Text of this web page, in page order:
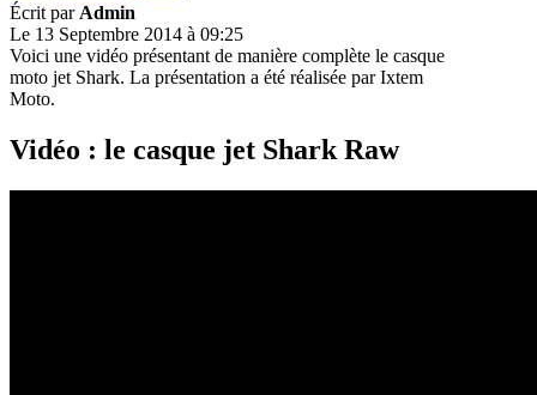
Écrit par Admin
Le 13 Septembre 2014 à 09:25
Voici une vidéo présentant de manière complète le casque
moto jet Shark. La présentation a été réalisée par Ixtem
Moto.
Vidéo : le casque jet Shark Raw